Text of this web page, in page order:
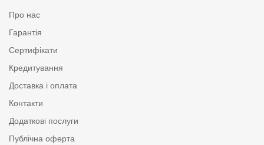
Про нас
Гарантія
Сертифікати
Кредитування
Доставка і оплата
Контакти
Додаткові послуги
Публічна оферта